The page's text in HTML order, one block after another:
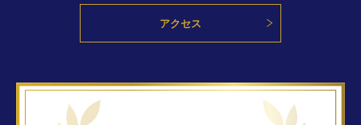
アクセス